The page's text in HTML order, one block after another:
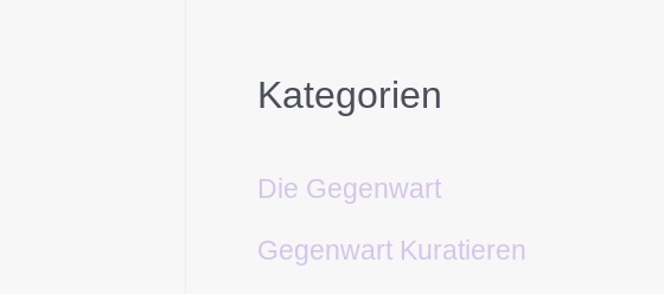
Kategorien
Die Gegenwart
Gegenwart Kuratieren